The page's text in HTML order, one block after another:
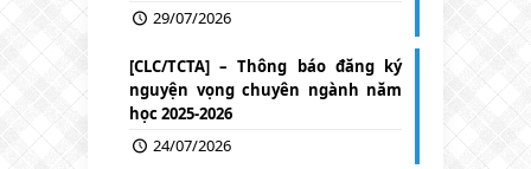
29/07/2026
[CLC/TCTA] – Thông báo đăng ký
nguyện vọng chuyên ngành năm
học 2025-2026
24/07/2026